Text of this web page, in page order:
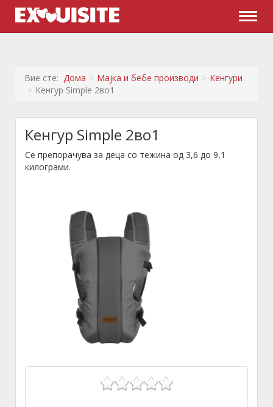
Вие сте: Дома Мајка и бебе производи
Кенгури
Кенгур Simple 2во1
Кенгур Simple 2во1
Се препорачува за деца со тежина од 3,6 до 9,1
килограми.